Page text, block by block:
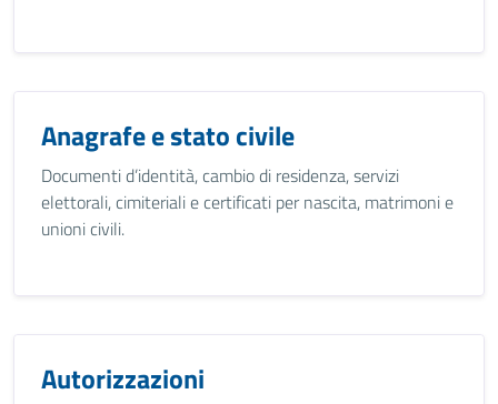
Anagrafe e stato civile
Documenti d’identità, cambio di residenza, servizi
elettorali, cimiteriali e certificati per nascita, matrimoni e
unioni civili.
Autorizzazioni